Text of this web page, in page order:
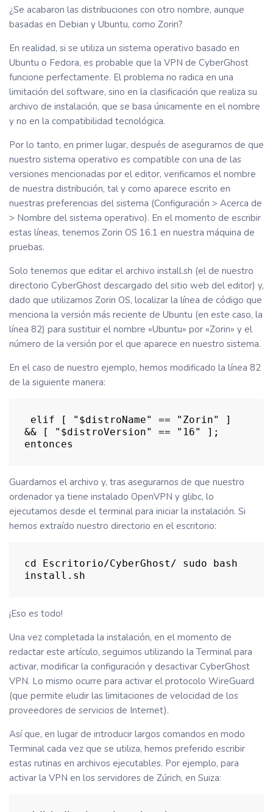
¿Se acabaron las distribuciones con otro nombre, aunque
basadas en Debian y Ubuntu, como Zorin?
En realidad, si se utiliza un sistema operativo basado en
Ubuntu o Fedora, es probable que la VPN de CyberGhost
funcione perfectamente. El problema no radica en una
limitación del software, sino en la clasificación que realiza su
archivo de instalación, que se basa únicamente en el nombre
y no en la compatibilidad tecnológica.
Por lo tanto, en primer lugar, después de asegurarnos de que
nuestro sistema operativo es compatible con una de las
versiones mencionadas por el editor, verificamos el nombre
de nuestra distribución, tal y como aparece escrito en
nuestras preferencias del sistema (Configuración > Acerca de
> Nombre del sistema operativo). En el momento de escribir
estas líneas, tenemos Zorin OS 16.1 en nuestra máquina de
pruebas.
Solo tenemos que editar el archivo install.sh (el de nuestro
directorio CyberGhost descargado del sitio web del editor) y,
dado que utilizamos Zorin OS, localizar la línea de código que
menciona la versión más reciente de Ubuntu (en este caso, la
línea 82) para sustituir el nombre «Ubuntu» por «Zorin» y el
número de la versión por el que aparece en nuestro sistema.
En el caso de nuestro ejemplo, hemos modificado la línea 82
de la siguiente manera:
&& [ "$distroVersion" == "16" ];
entonces
Guardamos el archivo y, tras asegurarnos de que nuestro
ordenador ya tiene instalado OpenVPN y glibc, lo
ejecutamos desde el terminal para iniciar la instalación. Si
hemos extraído nuestro directorio en el escritorio:
cd Escritorio/CyberGhost/ sudo bash
install.sh
¡Eso es todo!
Una vez completada la instalación, en el momento de
redactar este artículo, seguimos utilizando la Terminal para
activar, modificar la configuración y desactivar CyberGhost
VPN. Lo mismo ocurre para activar el protocolo WireGuard
(que permite eludir las limitaciones de velocidad de los
proveedores de servicios de Internet).
Así que, en lugar de introducir largos comandos en modo
Terminal cada vez que se utiliza, hemos preferido escribir
estas rutinas en archivos ejecutables. Por ejemplo, para
activar la VPN en los servidores de Zúrich, en Suiza: